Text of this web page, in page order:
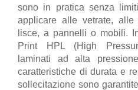
sono in pratica senza
applicare alle vetrate,
lisce, a pannelli o mobili.
Print HPL (High
laminati ad alta
caratteristiche di durata e
sollecitazione sono